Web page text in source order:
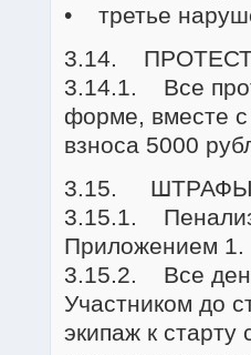
• третье
3.14.
3.14.1. Все
форме, вместе с
взноса 5000
3.15. ШТРАФЫ
3.15.1.
Приложением 1.
3.15.2. Все
Участником до
экипаж к старту